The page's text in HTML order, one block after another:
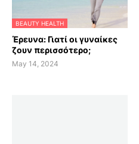
BEAUTY HEALTH
Έρευνα: Γιατί οι γυναίκες
ζουν περισσότερο;
May 14, 2024